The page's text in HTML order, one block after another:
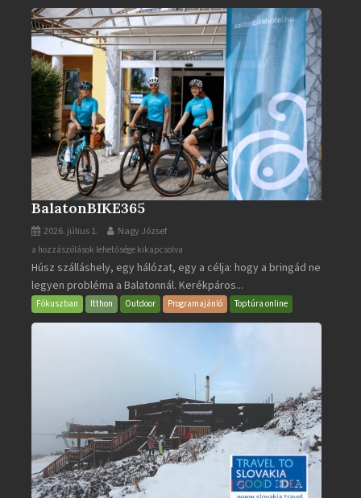
BalatonBIKE365
2026. július 1. Nagy József
BalatonBIKE365
bejegyzéshez
a hozzászólások lehetősége kikapcsolva
Húsz szálláshely, egy hálózat, egy a célja: hogy a bringád ne
legyen probléma a Balatonnál. Kerékpáros...
Fókuszban Itthon Outdoor Programajánló Toptúra online